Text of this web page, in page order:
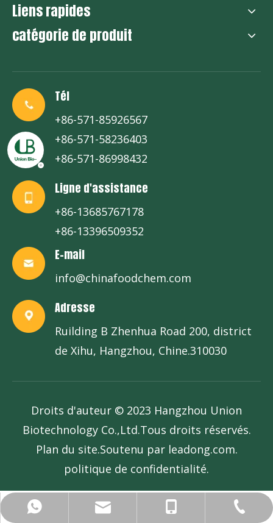
Liens rapides
catégorie de produit
+86-13685767178
info@chinafoodchem.com
+86-13685767178
+86-571-58236403
Tél
+86-571-85926567
+86-571-58236403
+86-571-86998432
Ligne d'assistance
+86-13685767178
+86-13396509352
E-mail
info@chinafoodchem.com
Adresse
Ruilding B Zhenhua Road 200, district
de Xihu, Hangzhou, Chine.310030
Droits d'auteur © 2023 Hangzhou Union
Biotechnology Co.,Ltd.Tous droits réservés.
Plan du site.Soutenu par leadong.com.
politique de confidentialité.